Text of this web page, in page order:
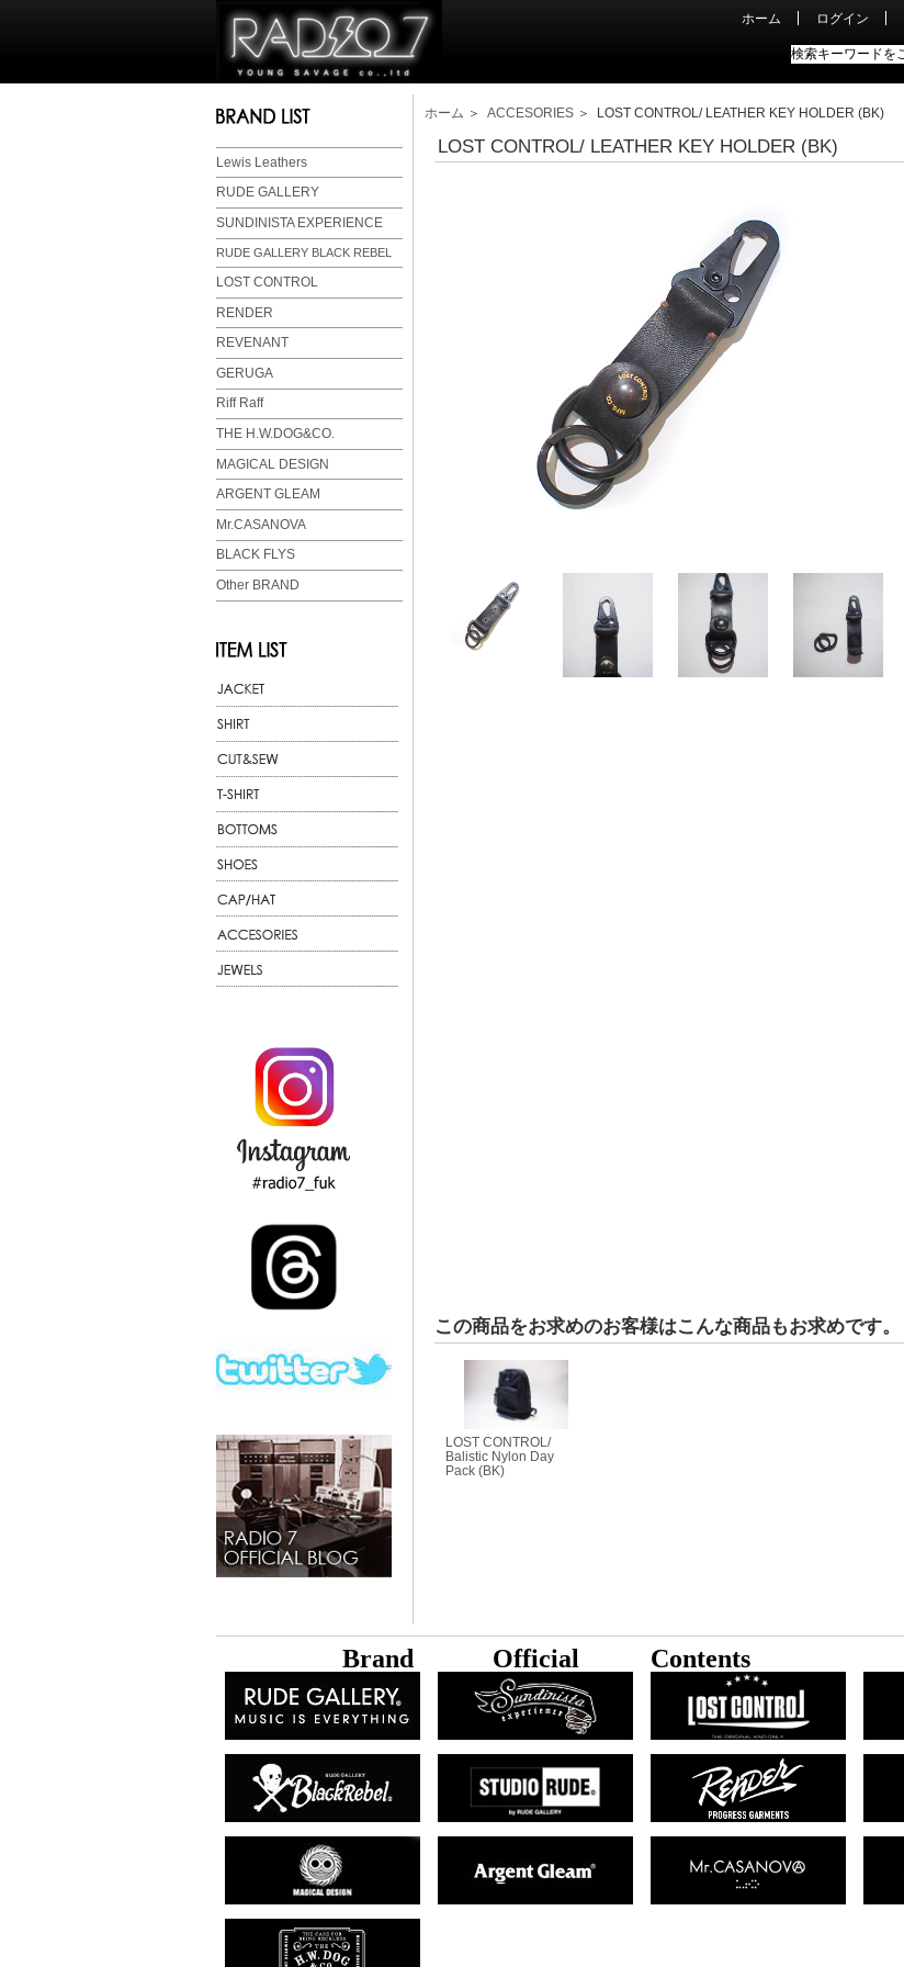
ホーム ログイン
Lewis Leathers
RUDE GALLERY
SUNDINISTA EXPERIENCE
RUDE GALLERY BLACK REBEL
LOST CONTROL
RENDER
REVENANT
GERUGA
Riff Raff
THE H.W.DOG&CO.
MAGICAL DESIGN
ARGENT GLEAM
Mr.CASANOVA
BLACK FLYS
Other BRAND
ホーム ＞ ACCESORIES ＞ LOST CONTROL/ LEATHER KEY HOLDER (BK)
LOST CONTROL/ LEATHER KEY HOLDER (BK)
この商品をお求めのお客様はこんな商品もお求めです。
LOST CONTROL/
Balistic Nylon Day
Pack (BK)
Brand Official Contents